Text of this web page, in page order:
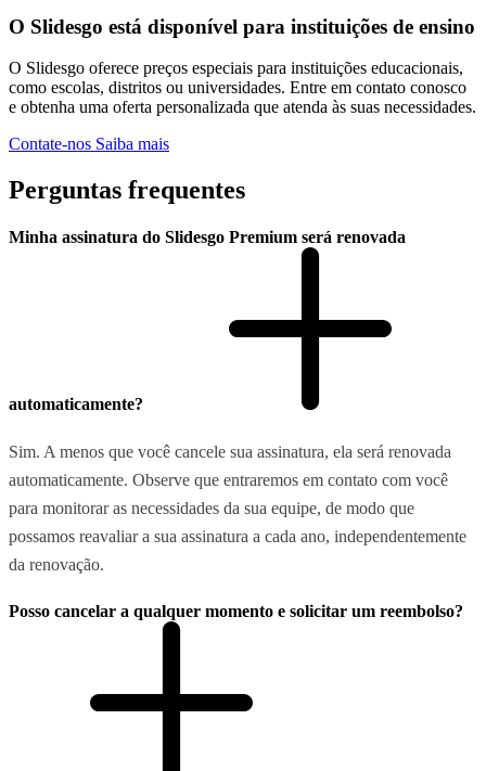
O Slidesgo está disponível para instituições de ensino
O Slidesgo oferece preços especiais para instituições educacionais,
como escolas, distritos ou universidades. Entre em contato conosco
e obtenha uma oferta personalizada que atenda às suas necessidades.
Contate-nos Saiba mais
Perguntas frequentes
Minha assinatura do Slidesgo Premium será renovada
automaticamente?
Sim. A menos que você cancele sua assinatura, ela será renovada
automaticamente. Observe que entraremos em contato com você
para monitorar as necessidades da sua equipe, de modo que
possamos reavaliar a sua assinatura a cada ano, independentemente
da renovação.
Posso cancelar a qualquer momento e solicitar um reembolso?